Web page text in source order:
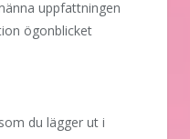
uppfattningen
ögonblicket
du lägger ut i